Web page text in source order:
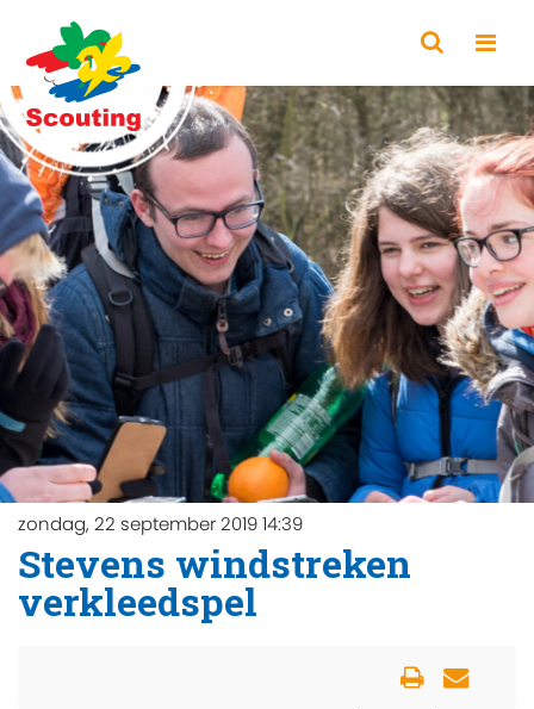
zondag, 22 september 2019 14:39
Stevens windstreken
verkleedspel